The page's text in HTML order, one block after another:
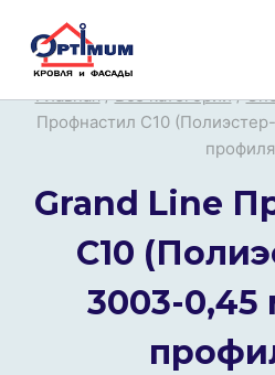
Перейти
Главная / Все категории /
Профнастил С10
Grand Line
С10
3003-0,45